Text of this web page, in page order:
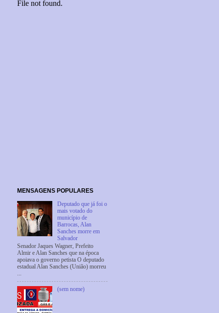
MENSAGENS POPULARES
Deputado que já foi o
mais votado do
município de
Barrocas, Alan
Sanches morre em
Salvador
Senador Jaques Wagner, Prefeito
Almir e Alan Sanches que na época
apoiava o governo petista O deputado
estadual Alan Sanches (União) morreu
...
(sem nome)